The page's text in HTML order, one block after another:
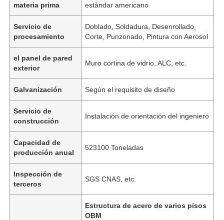
materia prima
estándar americano
Servicio de
procesamiento
Doblado, Soldadura, Desenrollado,
Corte, Punzonado, Pintura con Aerosol
el panel de pared
exterior
Muro cortina de vidrio, ALC, etc.
Galvanización Según el requisito de diseño
Servicio de
construcción
Instalación de orientación del ingeniero
Capacidad de
producción anual
523100 Toneladas
Inspección de
terceros
SGS CNAS, etc.
Estructura de acero de varios pisos
OBM